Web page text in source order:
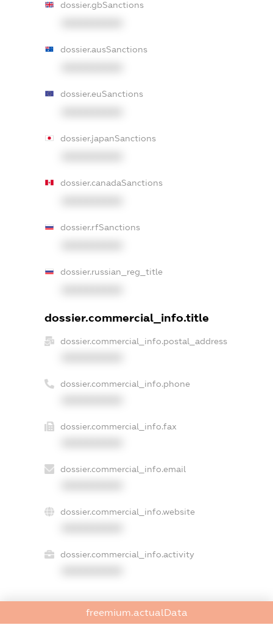
dossier.gbSanctions
dossier.ausSanctions
dossier.euSanctions
dossier.japanSanctions
dossier.canadaSanctions
dossier.rfSanctions
dossier.russian_reg_title
dossier.commercial_info.title
dossier.commercial_info.postal_address
dossier.commercial_info.phone
dossier.commercial_info.fax
dossier.commercial_info.email
dossier.commercial_info.website
dossier.commercial_info.activity
freemium.actualData